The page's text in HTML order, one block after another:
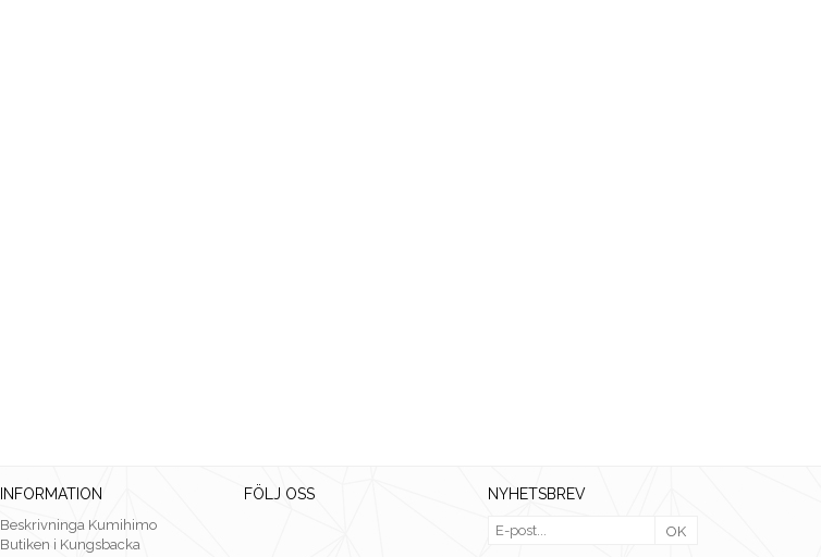
INFORMATION
Beskrivninga Kumihimo
Butiken i Kungsbacka
FÖLJ OSS NYHETSBREV
OK